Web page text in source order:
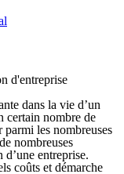
d'entreprise
dans la vie d’un
certain nombre de
parmi les nombreuses
nombreuses
d’une entreprise.
coûts et démarche